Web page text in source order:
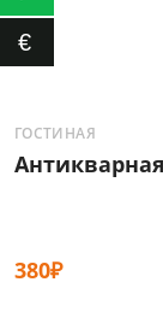
ГОСТИНАЯ
380₽
€